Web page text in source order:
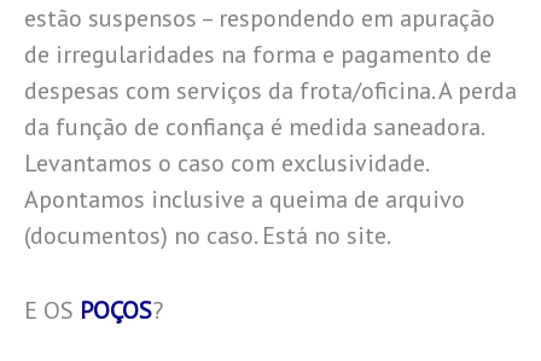
estão suspensos – respondendo em apuração
de irregularidades na forma e pagamento de
despesas com serviços da frota/oficina. A perda
da função de confiança é medida saneadora.
Levantamos o caso com exclusividade.
Apontamos inclusive a queima de arquivo
(documentos) no caso. Está no site.
E OS POÇOS?